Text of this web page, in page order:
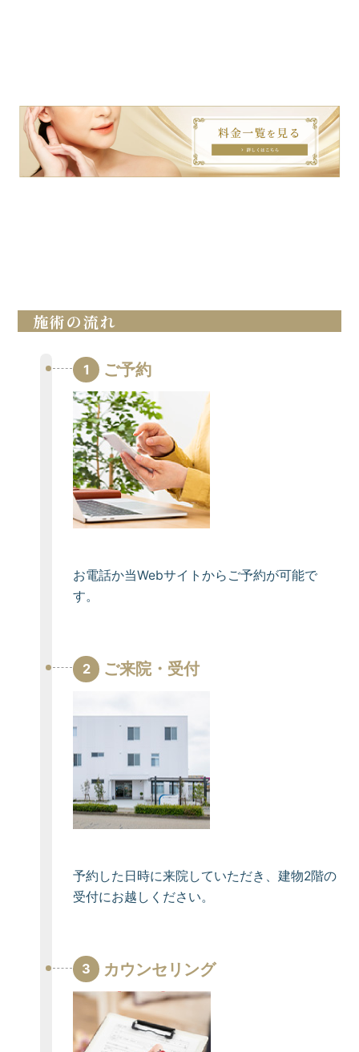
施術の流れ
1 ご予約
お電話か当Webサイトからご予約が可能で
す。
2 ご来院・受付
予約した日時に来院していただき、建物2階の
受付にお越しください。
3 カウンセリング
カウンセリング WEB予約